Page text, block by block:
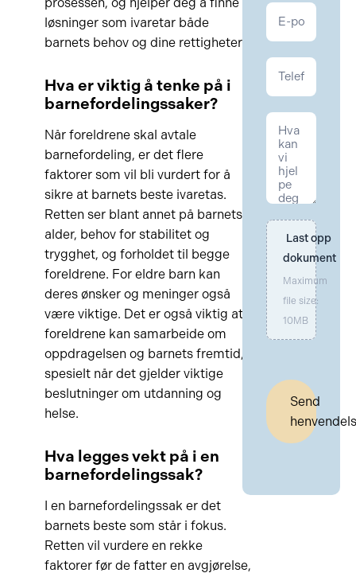
løsninger som ivaretar både
barnets behov og dine rettigheter.
Hva er viktig å tenke på i
barnefordelingssaker?
Når foreldrene skal avtale
barnefordeling, er det flere
faktorer som vil bli vurdert for å
sikre at barnets beste ivaretas.
Retten ser blant annet på barnets
alder, behov for stabilitet og
trygghet, og forholdet til begge
foreldrene. For eldre barn kan
deres ønsker og meninger også
være viktige. Det er også viktig at
foreldrene kan samarbeide om
oppdragelsen og barnets fremtid,
spesielt når det gjelder viktige
beslutninger om utdanning og
helse.
Hva legges vekt på i en
barnefordelingssak?
I en barnefordelingssak er det
barnets beste som står i fokus.
Retten vil vurdere en rekke
faktorer før de fatter en avgjørelse,
Last opp
dokument
Maximum
file size:
10MB
Send